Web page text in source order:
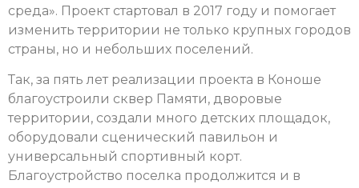
среда». Проект стартовал в 2017 году и помогает
изменить территории не только крупных городов
страны, но и небольших поселений.
Так, за пять лет реализации проекта в Коноше
благоустроили сквер Памяти, дворовые
территории, создали много детских площадок,
оборудовали сценический павильон и
универсальный спортивный корт.
Благоустройство поселка продолжится и в